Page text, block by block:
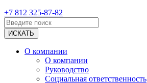
+7 812 325-87-82
О компании
О компании
Руководство
Социальная ответственность